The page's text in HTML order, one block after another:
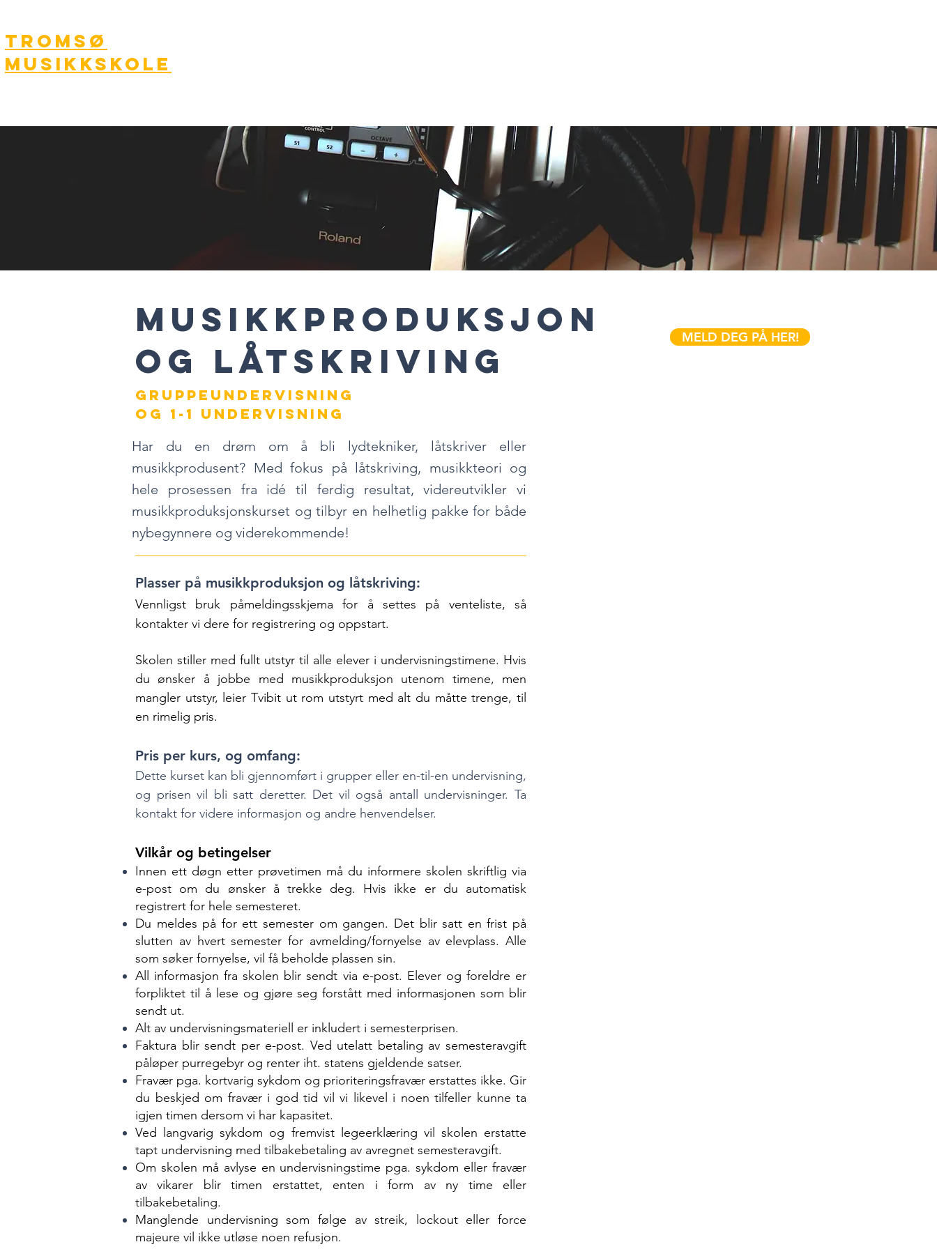
TROMSØ
MUSIKKSKOLE
MUSIKKPRoduksjon
og låtskriving
MELD DEG PÅ HER!
gruppeUNDERVISNING
OG 1-1 undervisning
Har du en drøm om å bli lydtekniker, låtskriver eller
musikkprodusent? Med fokus på låtskriving, musikkteori og
hele prosessen fra idé til ferdig resultat, videreutvikler vi
musikkproduksjonskurset og tilbyr en helhetlig pakke for både
nybegynnere og viderekommende!
Plasser på musikkproduksjon og låtskriving:
Vennligst bruk påmeldingsskjema for å settes på venteliste, så
kontakter vi dere for registrering og oppstart.
Skolen stiller med fullt utstyr til alle elever i undervisningstimene. Hvis
du ønsker å jobbe med musikkproduksjon utenom timene, men
mangler utstyr, leier Tvibit ut rom utstyrt med alt du måtte trenge, til
en rimelig pris.
Pris per kurs, og omfang:
Dette kurset kan bli gjennomført i grupper eller en-til-en undervisning,
og prisen vil bli satt deretter. Det vil også antall undervisninger. Ta
kontakt for videre informasjon og andre henvendelser.
Vilkår og betingelser
Innen ett døgn etter prøvetimen må du informere skolen skriftlig via
e-post om du ønsker å trekke deg. Hvis ikke er du automatisk
registrert for hele semesteret.
Du meldes på for ett semester om gangen. Det blir satt en frist på
slutten av hvert semester for avmelding/fornyelse av elevplass. Alle
som søker fornyelse, vil få beholde plassen sin.
All informasjon fra skolen blir sendt via e-post. Elever og foreldre er
forpliktet til å lese og gjøre seg forstått med informasjonen som blir
sendt ut.
Alt av undervisningsmateriell er inkludert i semesterprisen.
Faktura blir sendt per e-post. Ved utelatt betaling av semesteravgift
påløper purregebyr og renter iht. statens gjeldende satser.
Fravær pga. kortvarig sykdom og prioriteringsfravær erstattes ikke. Gir
du beskjed om fravær i god tid vil vi likevel i noen tilfeller kunne ta
igjen timen dersom vi har kapasitet.
Ved langvarig sykdom og fremvist legeerklæring vil skolen erstatte
tapt undervisning med tilbakebetaling av avregnet semesteravgift.
Om skolen må avlyse en undervisningstime pga. sykdom eller fravær
av vikarer blir timen erstattet, enten i form av ny time eller
tilbakebetaling.
Manglende undervisning som følge av streik, lockout eller force
majeure vil ikke utløse noen refusjon.